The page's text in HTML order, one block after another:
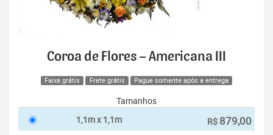
Coroa de Flores – Americana III
Faixa grátis Frete grátis Pague somente após a entrega
Tamanhos
1,1m x 1,1m
R$ 879,00